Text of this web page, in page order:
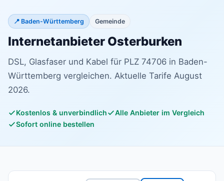
📍 Baden-Württemberg Gemeinde
Internetanbieter Osterburken
DSL, Glasfaser und Kabel für PLZ 74706 in Baden-
Württemberg vergleichen. Aktuelle Tarife August
2026.
Kostenlos & unverbindlich
Alle Anbieter im Vergleich
Sofort online bestellen